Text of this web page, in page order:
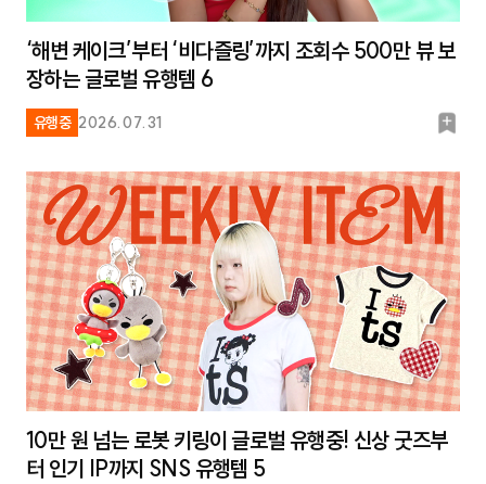
‘해변 케이크’부터 ‘비다즐링’까지 조회수 500만 뷰 보
장하는 글로벌 유행템 6
유행중 2026.07.31
북
크
10만 원 넘는 로봇 키링이 글로벌 유행중! 신상 굿즈부
터 인기 IP까지 SNS 유행템 5